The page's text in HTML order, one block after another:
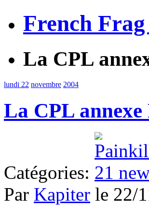
French
La CPL
lundi 22 novembre 2004
La CPL annexe
Catégories:
Par Kapiter le 22/